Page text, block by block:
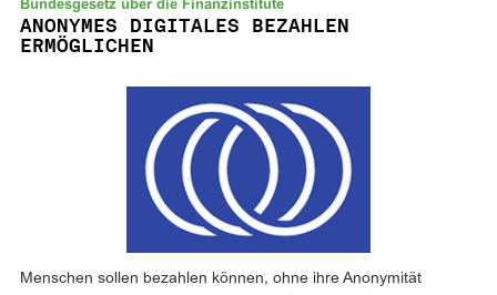
Bundesgesetz über die Finanzinstitute
ANONYMES DIGITALES BEZAHLEN
ERMÖGLICHEN
Menschen sollen bezahlen können, ohne ihre Anonymität